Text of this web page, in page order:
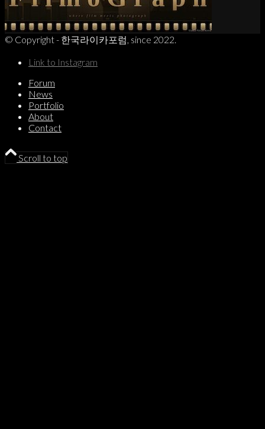
© Copyright - 한국라이카포럼, since 2022.
Link to Instagram
Forum
News
Portfolio
About
Contact
Scroll to top